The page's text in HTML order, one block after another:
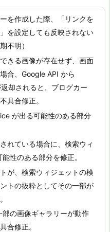
を作成した際、「リンクを
を設定しても反映されない
不明）
きる画像が存在せず、画面
合、Google API から
却されると、ブログカー
具合修正。
が出る可能性のある部分
れている場合に、検索ウィ
性のある部分を修正。
が、検索ウィジェットの検
トの抜粋としてその一部が
の画像ギャラリーが動作
合修正。